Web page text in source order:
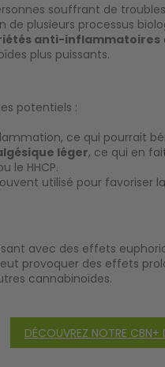
souffrant de
plusieurs processus
anti-inflammatoires
plus puissants.
potentiels :
ce qui pourrait
léger, ce qui en
le HHCP.
utilisé pour
avec des effets
provoquer des effets
cannabinoïdes.
DÉCOUVREZ NOTRE CBN+